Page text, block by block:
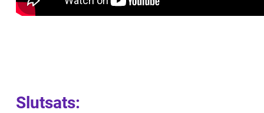
Slutsats: